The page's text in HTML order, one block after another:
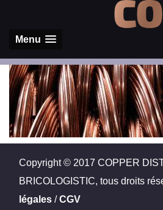
Menu
Copyright © 2017 COPPER
BRICOLOGISTIC, tous droits
légales /CGV